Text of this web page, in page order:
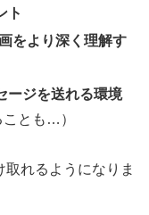
ト
をより深く理解す
ージを送れる環境
ことも…）
れるようになりま